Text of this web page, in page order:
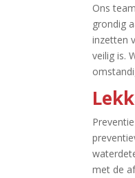
Ons
grondig
inzetten
veilig is.​
met de